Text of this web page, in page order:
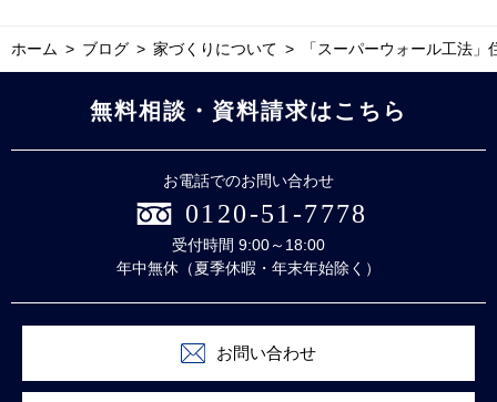
ホーム ブログ 家づくりについて 「スーパーウォール工法
無料相談・資料請求はこちら
お電話でのお問い合わせ
0120-51-7778
受付時間 9:00～18:00
年中無休（夏季休暇・年末年始除く）
お問い合わせ